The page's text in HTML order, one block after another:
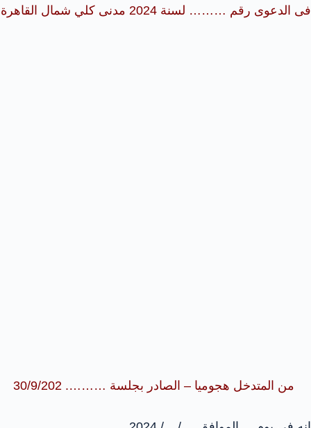
فى الدعوى رقم ……… لسنة 2024 مدنى كلي شمال القاهرة
من المتدخل هجوميا – الصادر بجلسة ………. 30/9/202